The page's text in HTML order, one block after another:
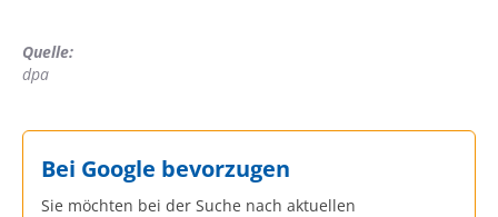
Quelle:
dpa
Bei Google bevorzugen
Sie möchten bei der Suche nach aktuellen